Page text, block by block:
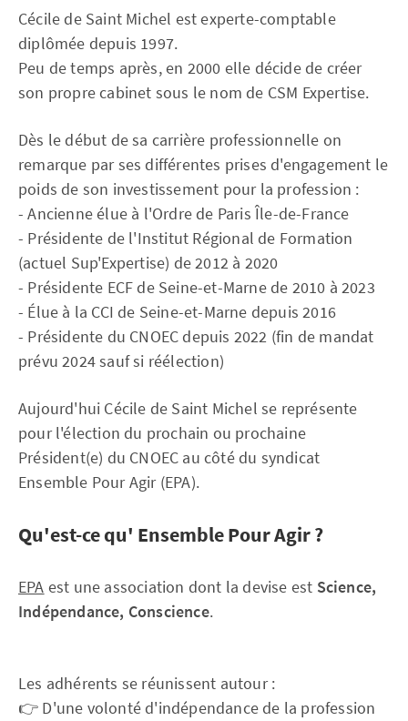
Cécile de Saint Michel est experte-comptable
diplômée depuis 1997.
Peu de temps après, en 2000 elle décide de créer
son propre cabinet sous le nom de CSM Expertise.
Dès le début de sa carrière professionnelle on
remarque par ses différentes prises d'engagement le
poids de son investissement pour la profession :
- Ancienne élue à l'Ordre de Paris Île-de-France
- Présidente de l'Institut Régional de Formation
(actuel Sup'Expertise) de 2012 à 2020
- Présidente ECF de Seine-et-Marne de 2010 à 2023
- Élue à la CCI de Seine-et-Marne depuis 2016
- Présidente du CNOEC depuis 2022 (fin de mandat
prévu 2024 sauf si réélection)
Aujourd'hui Cécile de Saint Michel se représente
pour l'élection du prochain ou prochaine
Président(e) du CNOEC au côté du syndicat
Ensemble Pour Agir (EPA).
Qu'est-ce qu' Ensemble Pour Agir ?
EPA est une association dont la devise est Science,
Indépendance, Conscience.
Les adhérents se réunissent autour :
👉 D'une volonté d'indépendance de la profession